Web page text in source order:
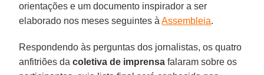
orientações e um documento inspirador a ser
elaborado nos meses seguintes àAssembleia.
Respondendo às perguntas dos jornalistas, os quatro
anfitriões dacoletiva de imprensa falaram sobre os